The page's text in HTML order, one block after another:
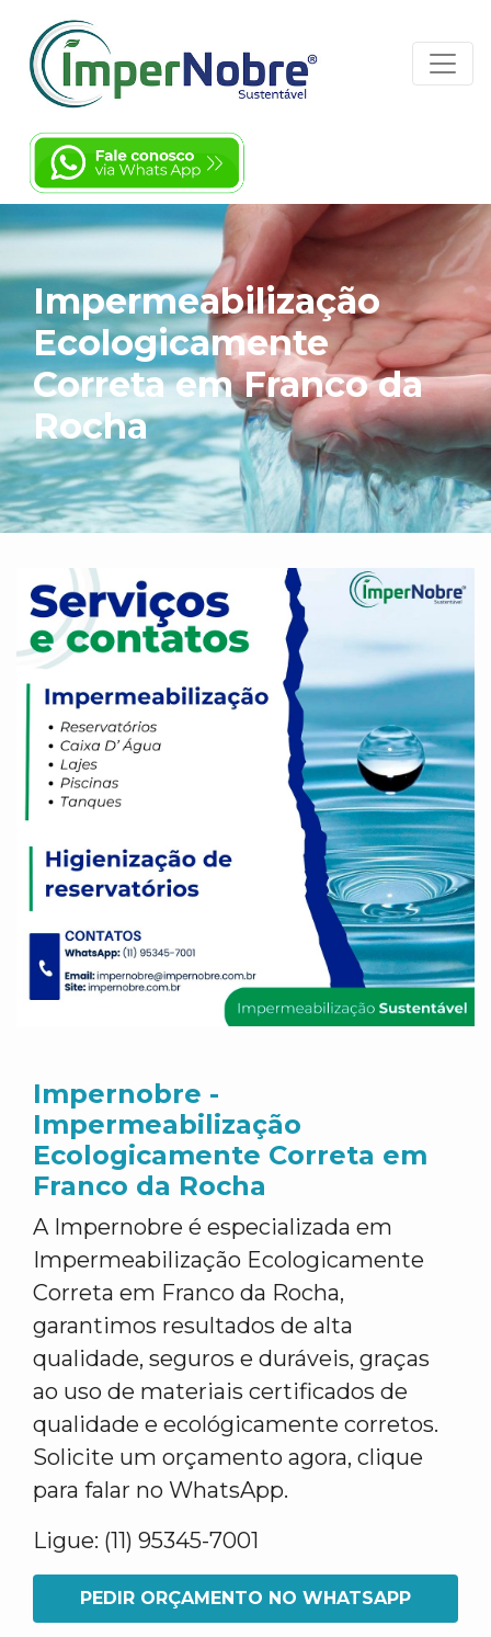
Impermeabilização
Ecologicamente
Correta em Franco da
Rocha
Impernobre -
Impermeabilização
Ecologicamente Correta em
Franco da Rocha
A Impernobre é especializada em
Impermeabilização Ecologicamente
Correta em Franco da Rocha,
garantimos resultados de alta
qualidade, seguros e duráveis, graças
ao uso de materiais certificados de
qualidade e ecológicamente corretos.
Solicite um orçamento agora, clique
para falar no WhatsApp.
Ligue: (11) 95345-7001
PEDIR ORÇAMENTO NO WHATSAPP